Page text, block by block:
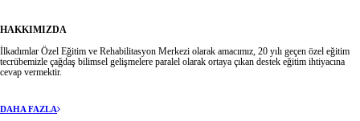
HAKKIMIZDA
İlkadımlar Özel Eğitim ve Rehabilitasyon Merkezi olarak amacımız, 20 yılı geçen özel eğitim
tecrübemizle çağdaş bilimsel gelişmelere paralel olarak ortaya çıkan destek eğitim ihtiyacına
cevap vermektir.
DAHA FAZLA